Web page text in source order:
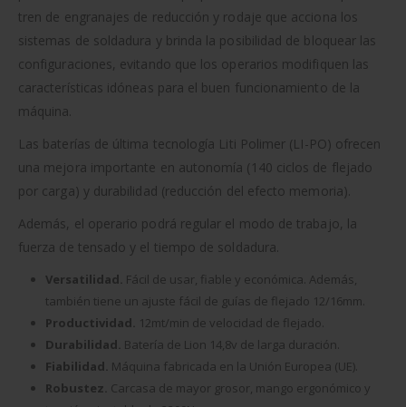
tren de engranajes de reducción y rodaje que acciona los
sistemas de soldadura y brinda la posibilidad de bloquear las
configuraciones, evitando que los operarios modifiquen las
características idóneas para el buen funcionamiento de la
máquina.
Las baterías de última tecnología Liti Polimer (LI-PO) ofrecen
una mejora importante en autonomía (140 ciclos de flejado
por carga) y durabilidad (reducción del efecto memoria).
Además, el operario podrá regular el modo de trabajo, la
fuerza de tensado y el tiempo de soldadura.
Versatilidad. Fácil de usar, fiable y económica. Además,
también tiene un ajuste fácil de guías de flejado 12/16mm.
Productividad.
12mt/min de velocidad de flejado.
Durabilidad. Batería de Lion 14,8v de larga duración.
Fiabilidad. Máquina fabricada en la Unión Europea (UE).
Robustez. Carcasa de mayor grosor, mango ergonómico y